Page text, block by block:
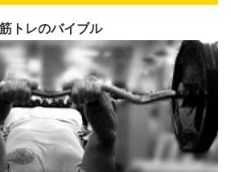
筋トレのバイブル